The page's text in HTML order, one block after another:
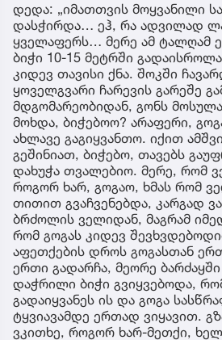
დედა: „იმათთვის მოყვანილი
დასჭირდა… ეჰ, რა ადვილად
ყველაფერს… მერე ამ ტალღამ
ბიჭი 10-15 მეტრში
კიდევ თავისი ქნა. შოკში
ყოველგვარი ჩარევის გარეშე
მდგომარეობიდან, გონს
მოხდა, ბიჭებოო? არაფერი,
ახლავე გაგიყვანთო. იქით
გეშინიათ, ბიჭებო, თავებს
დახუჭა თვალებიო. მერე, რომ
როგორ ხარ, გოგაო, ხმას რომ
თითით გვაჩვენებდა, კარგად
ბრძოლის ველიდან, მაგრამ
რომ გოგას კიდევ
აფეთქების დროს გოგასთან
ერთი გადარჩა, მეორე
დაჭრილი ბიჭი გვიყვებოდა,
გადაიყვანეს ის და გოგა
ტყვიავამდე ერთად ვიყავით.
ვკითხე, როგორ ხარ-მეთქი,